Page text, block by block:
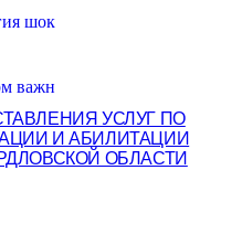
УСЛУГ ПО
И АБИЛИТАЦИИ
ОБЛАСТИ